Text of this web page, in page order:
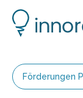
Förderungen